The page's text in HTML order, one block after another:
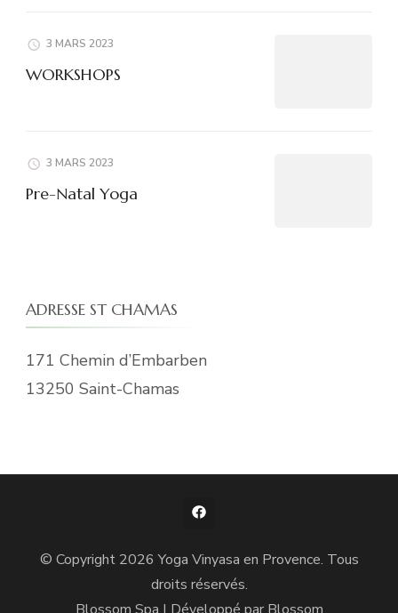
3 MARS 2023
WORKSHOPS
3 MARS 2023
Pre-Natal Yoga
ADRESSE ST CHAMAS
171 Chemin d’Embarben
13250 Saint-Chamas
© Copyright 2026Yoga Vinyasa en Provence. Tous
droits réservés.
Blossom Spa | Développé par Blossom